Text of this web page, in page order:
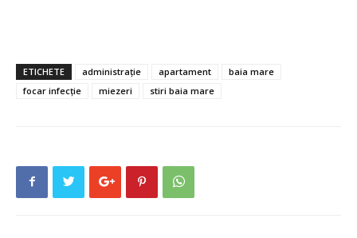
ETICHETE administrație apartament
baia mare
focar infecție
miezeri stiri baia mare